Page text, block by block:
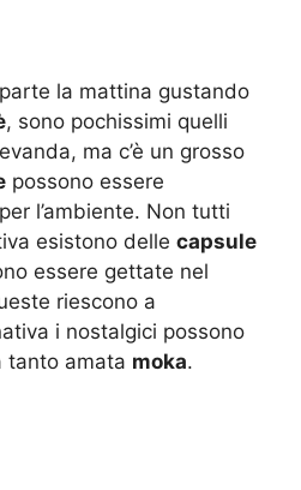
la mattina gustando
, sono pochissimi quelli
ma c’è un grosso
possono essere
l’ambiente. Non tutti
esistono delle capsule
essere gettate nel
riescono a
i nostalgici possono
tanto amata moka.